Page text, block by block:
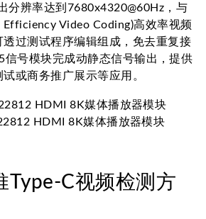
分辨率达到7680x4320@60Hz，与
Efficiency Video Coding)高效率视频
过测试程序编辑组成，免去重复接
信号模块完成动静态信号输出，提供
或商务推广展示等应用。
HDMI 8K媒体播放器模块
Type-C视频检测方